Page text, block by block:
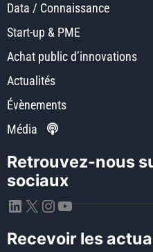
Data / Connaissance
Start-up & PME
Achat public d’innovations
Actualités
Évènements
Média
Retrouvez-nous
sociaux
LinkedIn
X Instagram
YouTube
Recevoir les